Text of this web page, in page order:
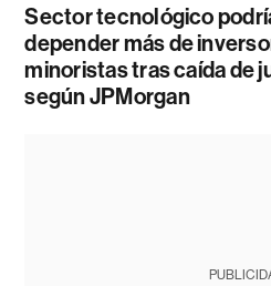
Sector tecnológico
depender más de
minoristas tras caída de
según JPMorgan